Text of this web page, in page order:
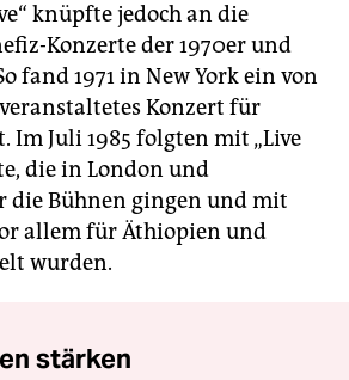
knüpfte jedoch an die
Konzerte der 1970er und
fand 1971 in New York ein von
Konzert für
Im Juli 1985 folgten mit „Live
die in London und
die Bühnen gingen und mit
allem für Äthiopien und
wurden.
stärken